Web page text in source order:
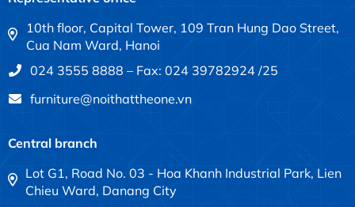
10th floor, Capital Tower, 109 Tran Hung Dao Street,
Cua Nam Ward, Hanoi
024 3555 8888 – Fax: 024 39782924 /25
furniture@noithattheone.vn
Central branch
Lot G1, Road No. 03 - Hoa Khanh Industrial Park, Lien
Chieu Ward, Danang City